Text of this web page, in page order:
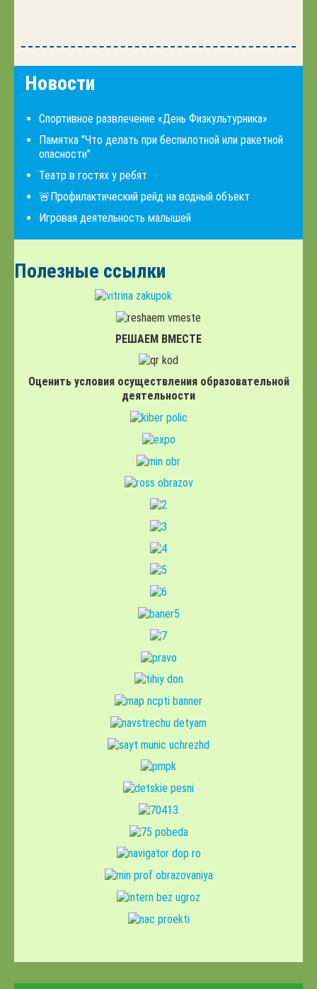
Новости
Спортивное развлечение «День Физкультурника»
Памятка "Что делать при беспилотной или ракетной
опасности"
Театр в гостях у ребят
🚨Профилактический рейд на водный объект
Игровая деятельность малышей
Полезные ссылки
РЕШАЕМ ВМЕСТЕ
Оценить условия осуществления образовательной
деятельности